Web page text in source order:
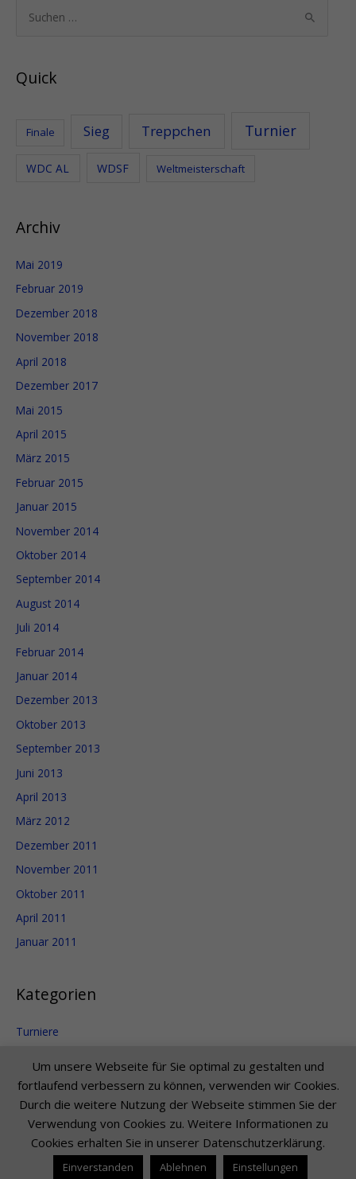
h
:
Quick
Finale Sieg Treppchen Turnier
WDC AL WDSF Weltmeisterschaft
Archiv
Mai 2019
Februar 2019
Dezember 2018
November 2018
April 2018
Dezember 2017
Mai 2015
April 2015
März 2015
Februar 2015
Januar 2015
November 2014
Oktober 2014
September 2014
August 2014
Juli 2014
Februar 2014
Januar 2014
Dezember 2013
Oktober 2013
September 2013
Juni 2013
April 2013
März 2012
Dezember 2011
November 2011
Oktober 2011
April 2011
Januar 2011
Kategorien
Turniere
Copyright © 2026Christiane und MarkusLitters |Impressum
Startseite Neues Tanzkurse Über uns
Show Tanz
Um unsere Webseite für Sie optimal zu gestalten und
fortlaufend verbessern zu können, verwenden wir Cookies.
Durch die weitere Nutzung der Webseite stimmen Sie der
Verwendung von Cookies zu. Weitere Informationen zu
Cookies erhalten Sie in unserer Datenschutzerklärung.
Einverstanden Ablehnen Einstellungen